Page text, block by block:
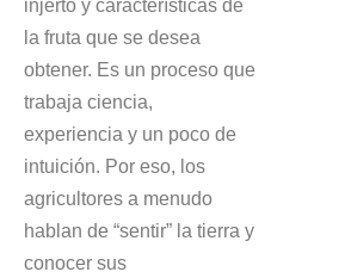
injerto y características de
la fruta que se desea
obtener. Es un proceso que
trabaja ciencia,
experiencia y un poco de
intuición. Por eso, los
agricultores a menudo
hablan de “sentir” la tierra y
conocer sus